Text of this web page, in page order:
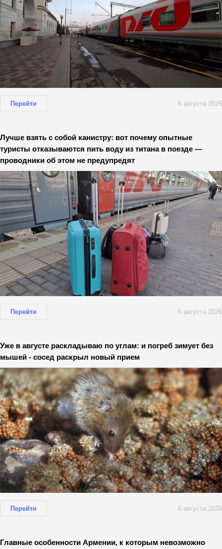
Перейти 6 августа 2026
Лучше взять с собой канистру: вот почему опытные
туристы отказываются пить воду из титана в поезде —
проводники об этом не предупредят
Перейти 6 августа 2026
Уже в августе раскладываю по углам: и погреб зимует без
мышей - сосед раскрыл новый прием
Перейти 6 августа 2026
Главные особенности Армении, к которым невозможно